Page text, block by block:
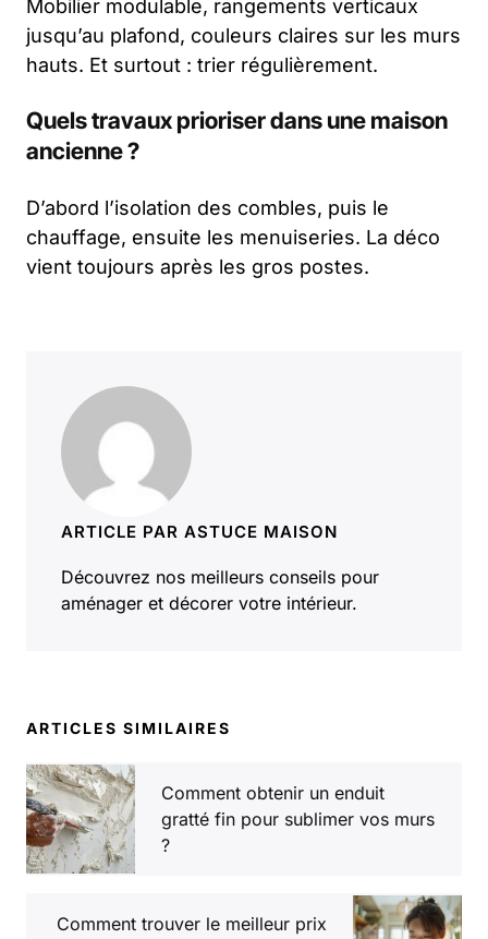
Mobilier modulable, rangements verticaux
jusqu’au plafond, couleurs claires sur les murs
hauts. Et surtout : trier régulièrement.
Quels travaux prioriser dans une maison
ancienne ?
D’abord l’isolation des combles, puis le
chauffage, ensuite les menuiseries. La déco
vient toujours après les gros postes.
ARTICLE PAR ASTUCE MAISON
Découvrez nos meilleurs conseils pour
aménager et décorer votre intérieur.
ARTICLES SIMILAIRES
Comment obtenir un enduit
gratté fin pour sublimer vos murs
?
Comment trouver le meilleur prix